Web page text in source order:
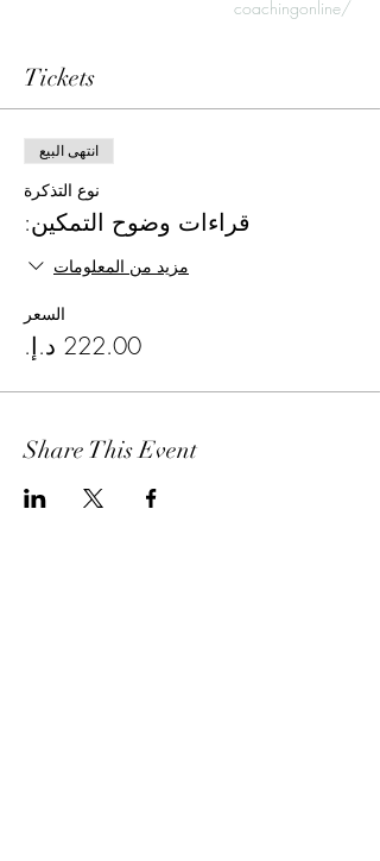
coachingonline/
Tickets
انتهى البيع
نوع التذكرة
قراءات وضوح التمكين:
مزيد من المعلومات
السعر
Share This Event